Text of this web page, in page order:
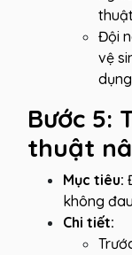
Đội
vệ
Bước 5:
thuật
Mục tiêu:
không
Chi tiết: